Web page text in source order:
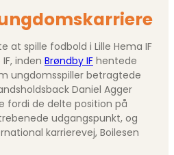
at spille fodbold i Lille Hema IF
inden Brøndby IF hentede
ungdomsspiller betragtede
Daniel Agger
fordi de delte position på
udgangspunkt, og
karrierevej, Boilesen